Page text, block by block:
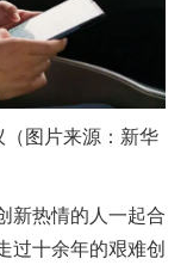
图片来源：新华
新热情的人一起合
过十余年的艰难创